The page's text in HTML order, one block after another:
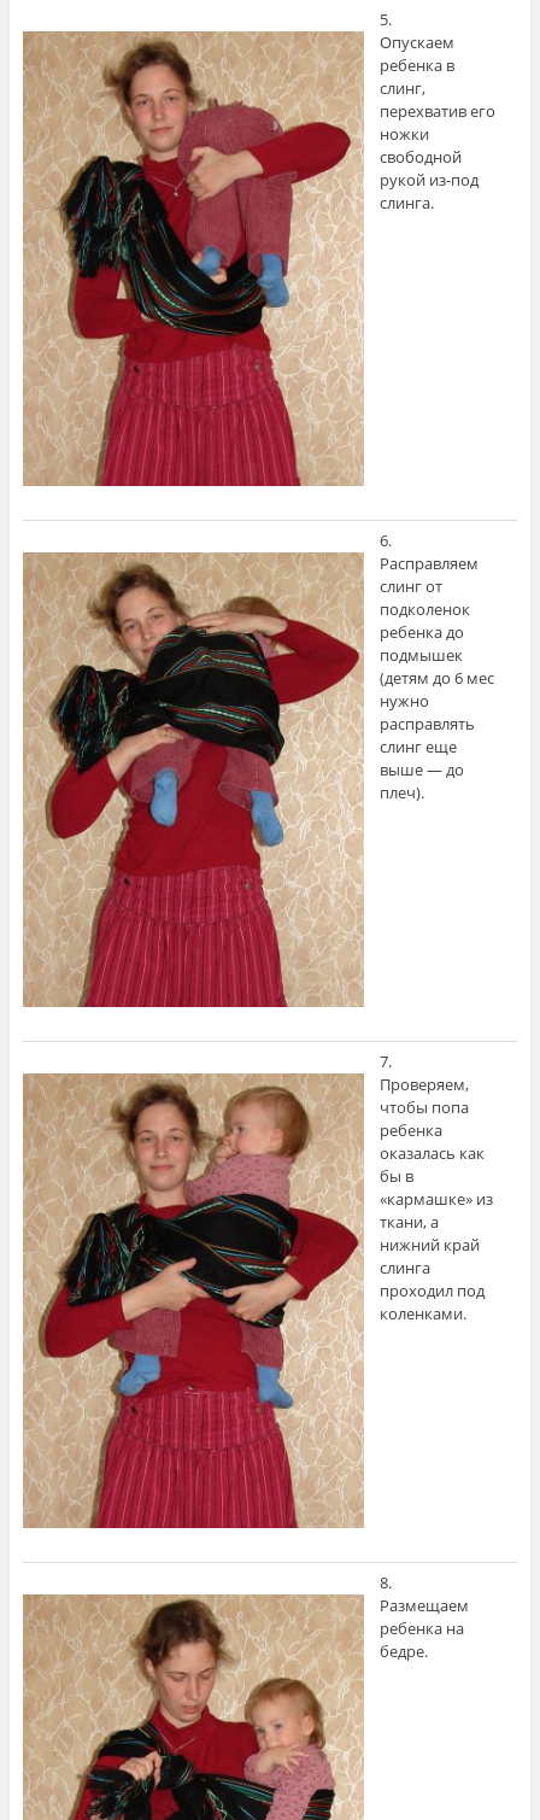
5.
Опускаем
ребенка в
слинг,
перехватив его
ножки
свободной
рукой из-под
слинга.
6.
Расправляем
слинг от
подколенок
ребенка до
подмышек
(детям до 6 мес
нужно
расправлять
слинг еще
выше — до
плеч).
7.
Проверяем,
чтобы попа
ребенка
оказалась как
бы в
«кармашке» из
ткани, а
нижний край
слинга
проходил под
коленками.
8.
Размещаем
ребенка на
бедре.